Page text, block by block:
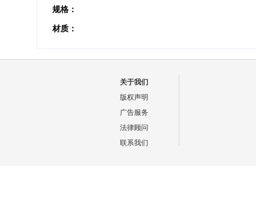
规格：
材质：
关于我们
版权声明
广告服务
法律顾问
联系我们